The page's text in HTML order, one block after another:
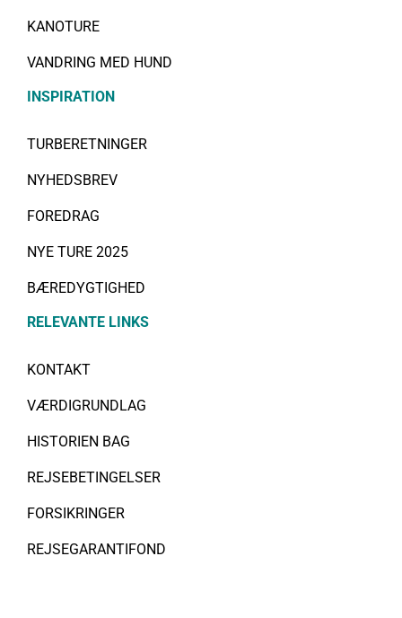
KANOTURE
VANDRING MED HUND
INSPIRATION
TURBERETNINGER
NYHEDSBREV
FOREDRAG
NYE TURE 2025
BÆREDYGTIGHED
RELEVANTE LINKS
KONTAKT
VÆRDIGRUNDLAG
HISTORIEN BAG
REJSEBETINGELSER
FORSIKRINGER
REJSEGARANTIFOND